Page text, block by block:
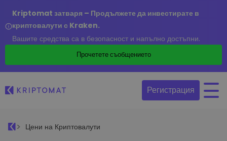
Kriptomat затваря – Продължете да инвестирате в
криптовалути с Kraken.
Вашите средства са в безопасност и напълно достъпни.
Прочетете съобщението
Регистрация
Цени на Криптовалути